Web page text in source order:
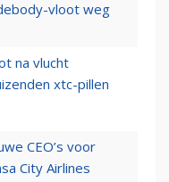
vloot weg
na vlucht
xtc-pillen
CEO’s voor
City Airlines